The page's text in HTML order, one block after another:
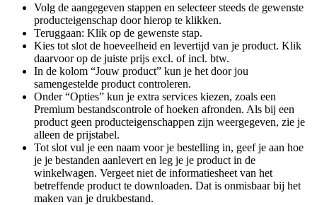
Volg de aangegeven stappen en selecteer steeds de gewenste
producteigenschap door hierop te klikken.
Teruggaan: Klik op de gewenste stap.
Kies tot slot de hoeveelheid en levertijd van je product. Klik
daarvoor op de juiste prijs excl. of incl. btw.
In de kolom “Jouw product” kun je het door jou
samengestelde product controleren.
Onder “Opties” kun je extra services kiezen, zoals een
Premium bestandscontrole of hoeken afronden. Als bij een
product geen producteigenschappen zijn weergegeven, zie je
alleen de prijstabel.
Tot slot vul je een naam voor je bestelling in, geef je aan hoe
je je bestanden aanlevert en leg je je product in de
winkelwagen. Vergeet niet de informatiesheet van het
betreffende product te downloaden. Dat is onmisbaar bij het
maken van je drukbestand.